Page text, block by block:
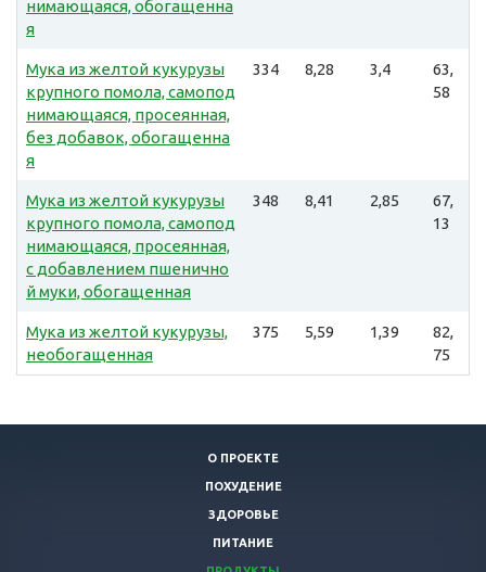
нимающаяся, обогащенна
я
Мука из желтой кукурузы
крупного помола, самопод
нимающаяся, просеянная,
без добавок, обогащенна
я
334 8,28 3,4
63,
58
Мука из желтой кукурузы
крупного помола, самопод
нимающаяся, просеянная,
с добавлением пшенично
й муки, обогащенная
348 8,41 2,85
67,
13
Мука из желтой кукурузы,
необогащенная
375 5,59 1,39
82,
75
О ПРОЕКТЕ
ПОХУДЕНИЕ
ЗДОРОВЬЕ
ПИТАНИЕ